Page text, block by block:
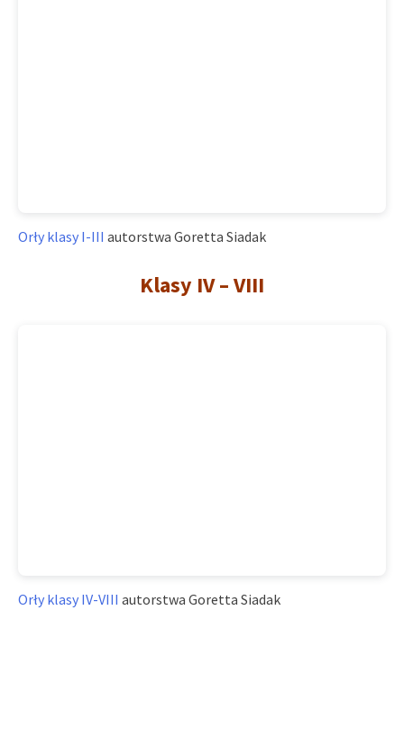
Orły klasy I-III autorstwa Goretta Siadak
Klasy IV – VIII
Orły klasy IV-VIII autorstwa Goretta Siadak